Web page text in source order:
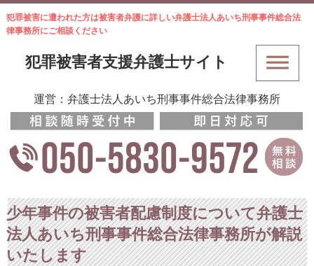
犯罪被害に遭われた方は被害者弁護に詳しい弁護士法人あいち刑事事件総合法
律事務所にご相談ください
犯罪被害者支援弁護士サイト
運営：弁護士法人あいち刑事事件総合法律事務所
少年事件の被害者配慮制度について弁護士
法人あいち刑事事件総合法律事務所が解説
いたします